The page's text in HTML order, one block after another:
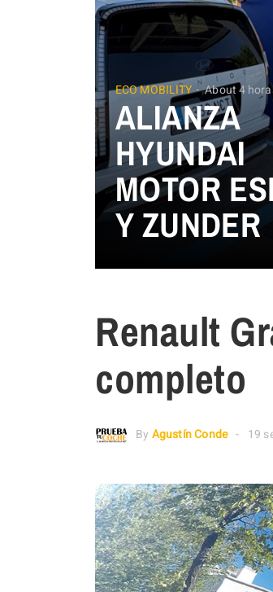
ECO MOBILITY About 4
ALIANZA
HYUNDAI
MOTOR
Y ZUNDER
Renault
completo
By Agustín Conde 19